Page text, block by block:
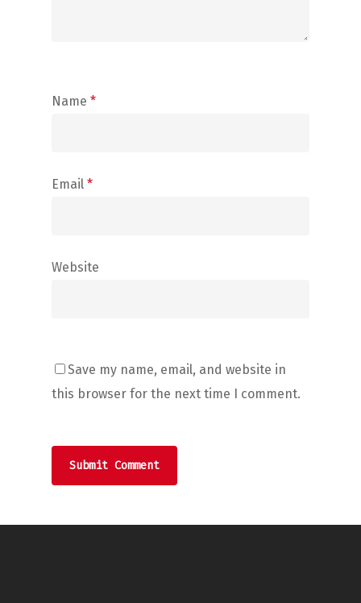
Name *
Email *
Website
Save my name, email, and website in
this browser for the next time I comment.